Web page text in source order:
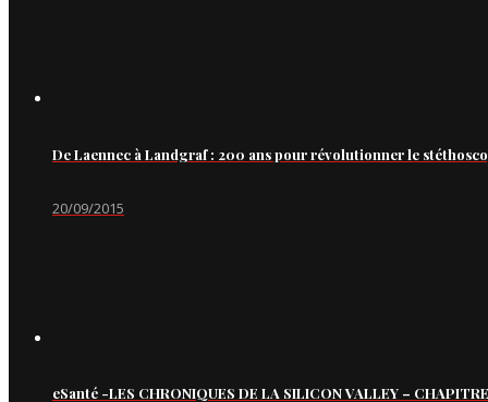
De Laennec à Landgraf : 200 ans pour révolutionner le
20/09/2015
eSanté -LES CHRONIQUES DE LA SILICON VALLEY –